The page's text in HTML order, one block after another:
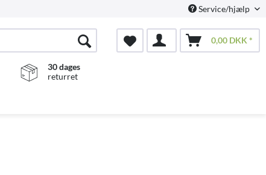
Service/hjælp
0,00 DKK *
30 dages
returret